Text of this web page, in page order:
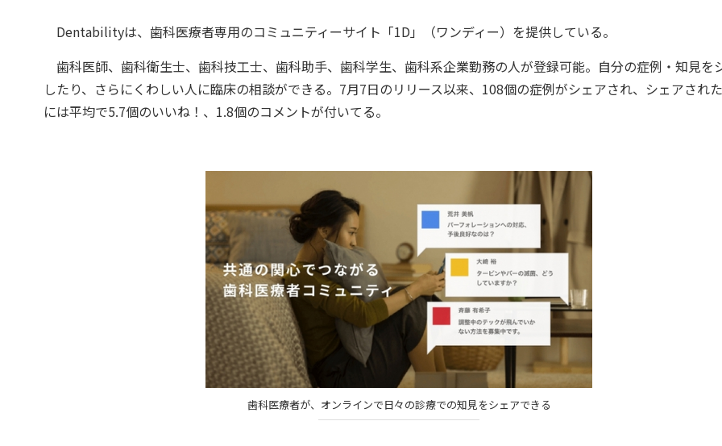
Dentabilityは、歯科医療者専用のコミュニティーサイト「1D」（ワンディー）を提供している。
歯科医師、歯科衛生士、歯科技工士、歯科助手、歯科学生、歯科系企業勤務の人が登録可能。自分の症例・知見を
したり、さらにくわしい人に臨床の相談ができる。7月7日のリリース以来、108個の症例がシェアされ、シェアされ
には平均で5.7個のいいね！、1.8個のコメントが付いてる。
歯科医療者が、オンラインで日々の診療での知見をシェアできる